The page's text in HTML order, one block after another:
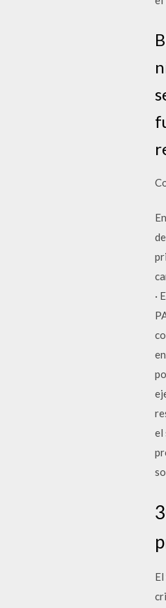
·
el